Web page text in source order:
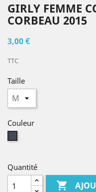
GIRLY FEMME
CORBEAU 2015
3,00 €
TTC
Taille
Couleur
Quantité
